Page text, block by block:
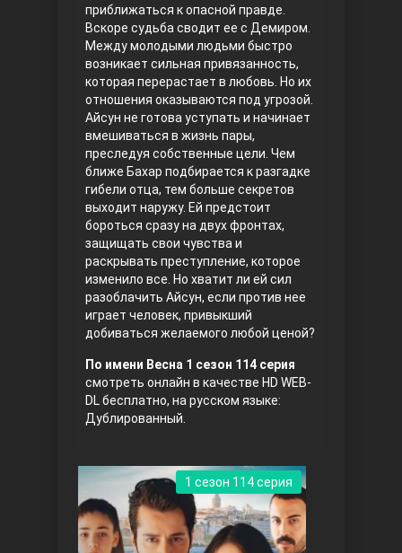
Любовь напрокат
Воскресший Эртугрул
приближаться к опасной правде.
Вскоре судьба сводит ее с Демиром.
Между молодыми людьми быстро
возникает сильная привязанность,
которая перерастает в любовь. Но их
отношения оказываются под угрозой.
Айсун не готова уступать и начинает
вмешиваться в жизнь пары,
преследуя собственные цели. Чем
ближе Бахар подбирается к разгадке
гибели отца, тем больше секретов
выходит наружу. Ей предстоит
бороться сразу на двух фронтах,
защищать свои чувства и
раскрывать преступление, которое
изменило все. Но хватит ли ей сил
разоблачить Айсун, если против нее
играет человек, привыкший
добиваться желаемого любой ценой?
По имени Весна 1 сезон 114 серия
смотреть онлайн в качестве HD WEB-
DL бесплатно, на русском языке:
Дублированный.
1 сезон 114 серия